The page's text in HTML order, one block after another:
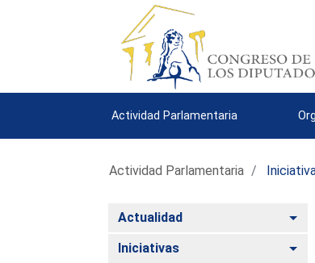
Actividad Parlamentaria
Actividad Parlamentaria
Actualidad
Iniciativas